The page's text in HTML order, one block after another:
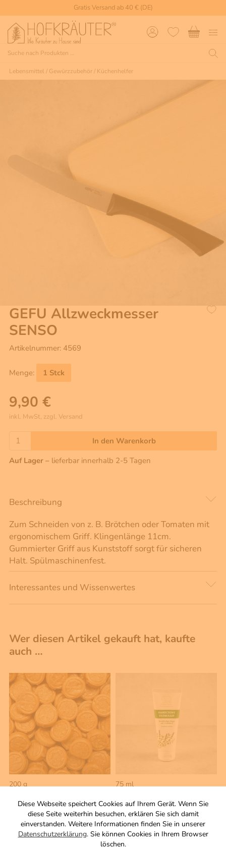
Diese Webseite speichert Cookies auf Ihrem Gerät. Wenn Sie
diese Seite weiterhin besuchen, erklären Sie sich damit
einverstanden. Weitere Informationen finden Sie in unserer
Datenschutzerklärung. Sie können Cookies in Ihrem Browser
löschen.
Gratis Versand ab 40 € (DE)
Lebensmittel / Gewürzzubehör/ Küchenhelfer
GEFU Allzweckmesser
SENSO
Artikelnummer: 4569
Menge: 1 Stck
9,90 €
inkl. MwSt, zzgl. Versand
In den Warenkorb
Auf Lager – lieferbar innerhalb 2-5 Tagen
Beschreibung
Zum Schneiden von z. B. Brötchen oder Tomaten mit
ergonomischem Griff. Klingenlänge 11cm.
Gummierter Griff aus Kunststoff sorgt für sicheren
Halt. Spülmaschinenfest.
Interessantes und Wissenwertes
Wer diesen Artikel gekauft hat, kaufte
auch …
200 g
Bonbon mit 23 %
Nugatcremefüllung
Zutaten
75 ml
mit Schafmilch
Zutaten
9,90 €
inkl. MwSt, zzgl. Versand